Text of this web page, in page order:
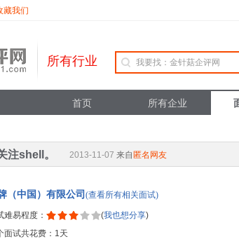
藏我们
所有行业
首页 所有企业
注shell。 2013-11-07 来自 匿名网友
（中国）有限公司 (查看所有相关面试)
难易程度： (我也想分享)
面试共花费：1天